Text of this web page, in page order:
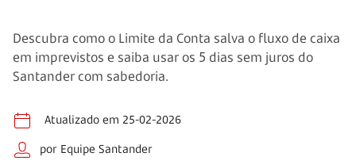
Descubra como o Limite da Conta salva o fluxo de caixa
em imprevistos e saiba usar os 5 dias sem juros do
Santander com sabedoria.
Atualizado em 25-02-2026
por Equipe Santander